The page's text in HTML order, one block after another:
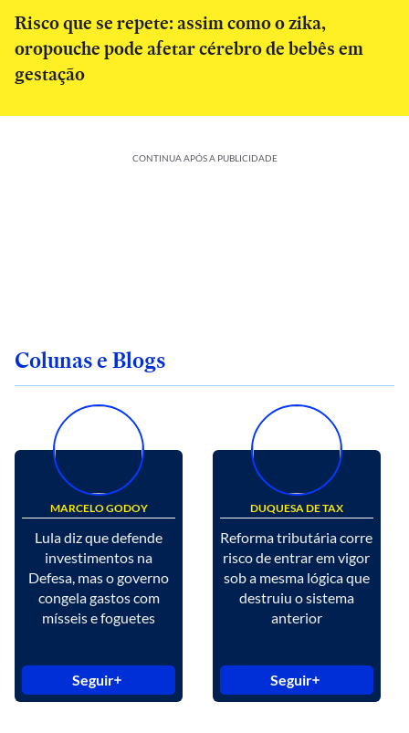
Risco que se repete: assim como o zika,
oropouche pode afetar cérebro de bebês em
gestação
CONTINUA APÓS A PUBLICIDADE
Colunas e Blogs
MARCELO GODOY
Lula diz que defende
investimentos na
Defesa, mas o governo
congela gastos com
mísseis e foguetes
Seguir
DUQUESA DE TAX
Reforma tributária corre
risco de entrar em vigor
sob a mesma lógica que
destruiu o sistema
anterior
Seguir